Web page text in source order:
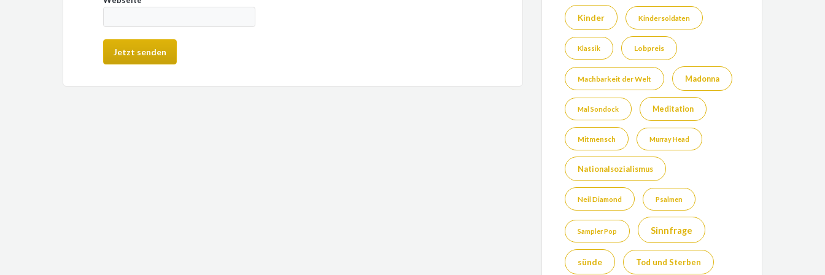
Kinder Kindersoldaten
Klassik Lobpreis
Machbarkeit der Welt Madonna
Mal Sondock Meditation
Mitmensch Murray Head
Nationalsozialismus
Neil Diamond Psalmen
Sampler Pop Sinnfrage
sünde Tod und Sterben